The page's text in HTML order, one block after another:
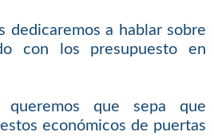
dedicaremos a hablar sobre
con los presupuesto en
que sepa que
económicos de puertas